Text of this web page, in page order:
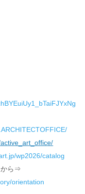
wp2026/catalog
から⇒
orientation